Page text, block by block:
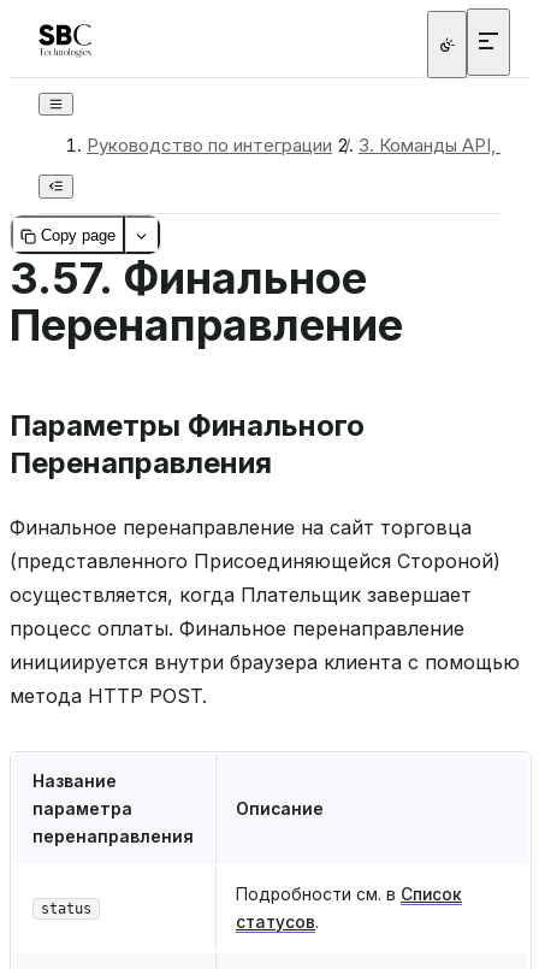
Руководство по интеграции / 3. Команды API,
Copy page
3.57. Финальное
Перенаправление
Параметры Финального
Перенаправления
Финальное перенаправление на сайт торговца
(представленного Присоединяющейся Стороной)
осуществляется, когда Плательщик завершает
процесс оплаты. Финальное перенаправление
инициируется внутри браузера клиента с помощью
метода HTTP POST.
Название
параметра
перенаправления
Описание
status
Подробности см. в Список
статусов.